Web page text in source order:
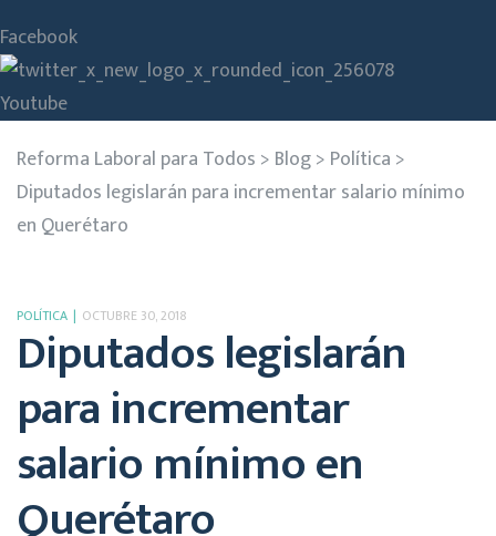
Facebook
Youtube
Reforma Laboral para Todos > Blog> Política >
Diputados legislarán para incrementar salario mínimo
en Querétaro
POLÍTICA OCTUBRE 30, 2018
Diputados legislarán
para incrementar
salario mínimo en
Querétaro